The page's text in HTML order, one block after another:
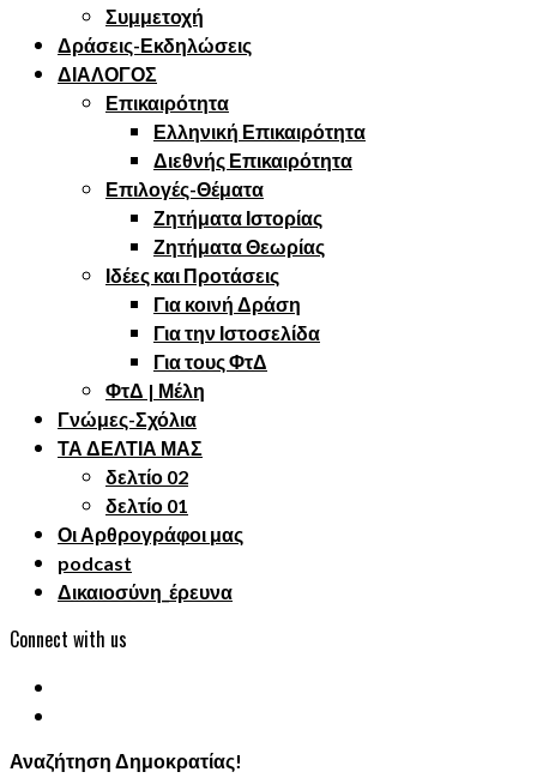
Συμμετοχή
Δράσεις-Εκδηλώσεις
ΔΙΑΛΟΓΟΣ
Επικαιρότητα
Ελληνική Επικαιρότητα
Διεθνής Επικαιρότητα
Επιλογές-Θέματα
Ζητήματα Ιστορίας
Ζητήματα Θεωρίας
Ιδέες και Προτάσεις
Για κοινή Δράση
Για την Ιστοσελίδα
Για τους ΦτΔ
ΦτΔ | Μέλη
Γνώμες-Σχόλια
ΤΑ ΔΕΛΤΙΑ ΜΑΣ
δελτίο 02
δελτίο 01
Οι Αρθρογράφοι μας
podcast
Δικαιοσύνη_έρευνα
Connect with us
Αναζήτηση Δημοκρατίας!